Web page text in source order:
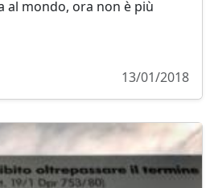
al mondo, ora non è più
13/01/2018